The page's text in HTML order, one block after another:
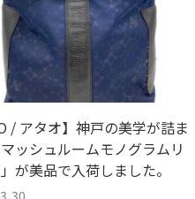
/ アタオ】神戸の美学が詰ま
ッシュルームモノグラムリ
が美品で入荷しました。